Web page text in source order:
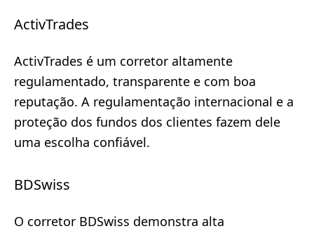
ActivTrades
ActivTrades é um corretor altamente
regulamentado, transparente e com boa
reputação. A regulamentação internacional e a
proteção dos fundos dos clientes fazem dele
uma escolha confiável.
BDSwiss
O corretor BDSwiss demonstra alta